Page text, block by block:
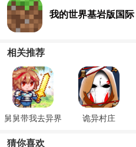
我的世界基岩版国际
相关推荐
舅舅带我去异界 诡异村庄
猜你喜欢